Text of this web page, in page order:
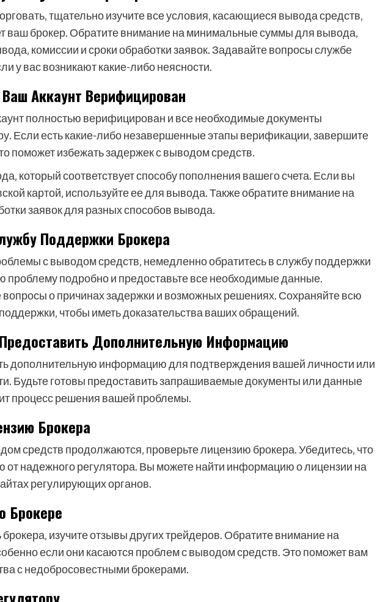
тщательно изучите все условия‚ касающиеся вывода средств‚
ваш брокер. Обратите внимание на минимальные суммы для вывода‚
комиссии и сроки обработки заявок. Задавайте вопросы службе
у вас возникают какие-либо неясности.
Аккаунт Верифицирован
полностью верифицирован и все необходимые документы
Если есть какие-либо незавершенные этапы верификации‚ завершите
поможет избежать задержек с выводом средств.
который соответствует способу пополнения вашего счета. Если вы
картой‚ используйте ее для вывода. Также обратите внимание на
заявок для разных способов вывода.
Поддержки Брокера
с выводом средств‚ немедленно обратитесь в службу поддержки
проблему подробно и предоставьте все необходимые данные.
вопросы о причинах задержки и возможных решениях. Сохраняйте всю
чтобы иметь доказательства ваших обращений.
Дополнительную Информацию
дополнительную информацию для подтверждения вашей личности или
Будьте готовы предоставить запрашиваемые документы или данные
процесс решения вашей проблемы.
Брокера
средств продолжаются‚ проверьте лицензию брокера. Убедитесь‚ что
от надежного регулятора. Вы можете найти информацию о лицензии на
регулирующих органов.
Брокере
изучите отзывы других трейдеров. Обратите внимание на
если они касаются проблем с выводом средств. Это поможет вам
с недобросовестными брокерами.